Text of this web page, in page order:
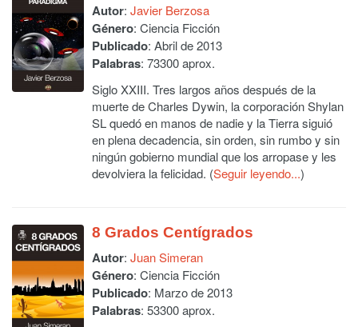
Autor: Javier Berzosa
Género: Ciencia Ficción
Publicado: Abril de 2013
Palabras: 73300 aprox.
Siglo XXIII. Tres largos años después de la
muerte de Charles Dywin, la corporación Shylan
SL quedó en manos de nadie y la Tierra siguió
en plena decadencia, sin orden, sin rumbo y sin
ningún gobierno mundial que los arropase y les
devolviera la felicidad. (Seguir leyendo...)
8 Grados Centígrados
Autor: Juan Simeran
Género: Ciencia Ficción
Publicado: Marzo de 2013
Palabras: 53300 aprox.